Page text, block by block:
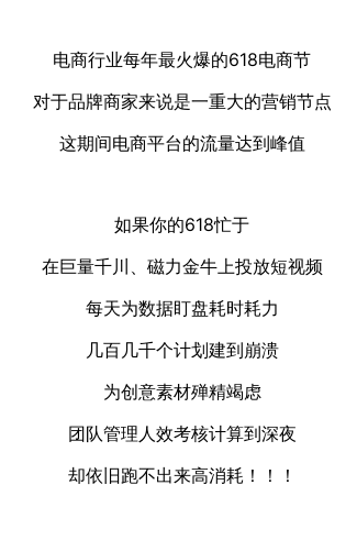
电商行业每年最火爆的618电商节
对于品牌商家来说是一重大的营销节点
这期间电商平台的流量达到峰值
如果你的618忙于
在巨量千川、磁力金牛上投放短视频
每天为数据盯盘耗时耗力
几百几千个计划建到崩溃
为创意素材殚精竭虑
团队管理人效考核计算到深夜
却依旧跑不出来高消耗！！！